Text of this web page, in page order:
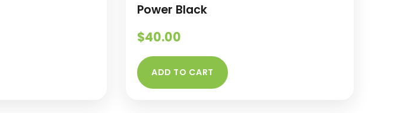
Power Black
$40.00
ADD TO CART